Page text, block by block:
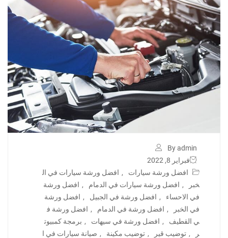
By admin
فبراير 8, 2022
افضل ورشة سيارات
, افضل ورشة سيارات في ال
خبر
, افضل ورشة سيارات في الدمام , افضل ورشة
في الاحساء
, افضل ورشة في الجبيل , افضل ورشة
في الخبر
, افضل ورشة في الدمام , افضل ورشة ف
ي القطيف
, افضل ورشة في سيهات , برمجة كمبيوت
ر
, توضيب قير , توضيب مكينة , صيانة سيارات في ا